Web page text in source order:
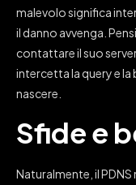
malevolo significa
il danno avvenga.
contattare il suo
intercetta la query e
nascere.
Sfide e
Naturalmente, il